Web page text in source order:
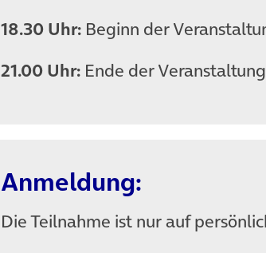
18.30 Uhr: Beginn der
21.00 Uhr: Ende der Veranstaltung
Anmeldung:
Die Teilnahme ist nur auf